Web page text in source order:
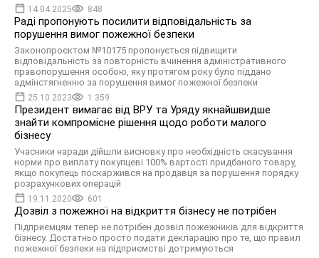
14.04.2025 848
Раді пропонують посилити відповідальність за
порушення вимог пожежної безпеки
Законопроєктом №10175 пропонується підвищити
відповідальність за повторність вчинення адміністративного
правопорушення особою, яку протягом року було піддано
адмінстягненню за порушення вимог пожежної безпеки
25.10.2023 1 359
Президент вимагає від ВРУ та Уряду якнайшвидше
знайти компромісне рішення щодо роботи малого
бізнесу
Учасники наради дійшли висновку про необхідність скасування
норми про виплату покупцеві 100% вартості придбаного товару,
якщо покупець поскаржився на продавця за порушення порядку
розрахункових операцій
19.11.2020 601
Дозвіл з пожежної на відкриття бізнесу не потрібен
Підприємцям тепер не потрібен дозвіл пожежників для відкриття
бізнесу. Достатньо просто подати декларацію про те, що правил
пожежної безпеки на підприємстві дотримуються